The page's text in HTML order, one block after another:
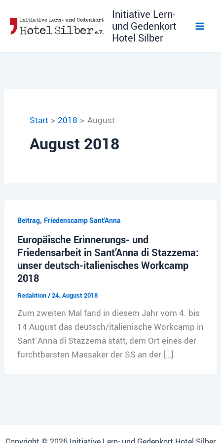
Inhalt
springen
Initiative Lern-
und Gedenkort
Hotel Silber
Start 2018 August
August 2018
Beitrag, Friedenscamp Sant'Anna
Europäische Erinnerungs- und
Friedensarbeit in Sant’Anna di Stazzema:
unser deutsch-italienisches Workcamp
2018
Redaktion/24. August 2018
Zum zweiten Mal fand in diesem Jahr vom 4. bis
14 August das deutsch/italienische Workcamp in
Sant´Anna di Stazzema statt, dem Ort eines der
furchtbarsten Massaker der SS an der […]